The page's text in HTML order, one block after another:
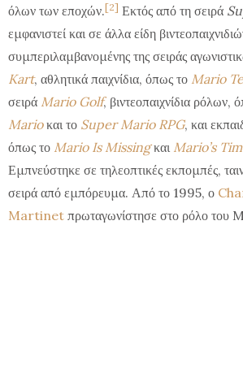
όλων των εποχών.[2] Εκτός από τη σειρά
εμφανιστεί και σε άλλα είδη
συμπεριλαμβανομένης της σειράς
Kart, αθλητικά παιχνίδια, όπως το Mario
σειρά Mario Golf, βιντεοπαιχνίδια ρόλων,
Marioκαι το Super Mario RPG, και
όπως το Mario Is Missingκαι Mario’s
Εμπνεύστηκε σε τηλεοπτικές εκπομπές,
σειρά από εμπόρευμα. Από το 1995, ο
Martinet πρωταγωνίστησε στο ρόλο του